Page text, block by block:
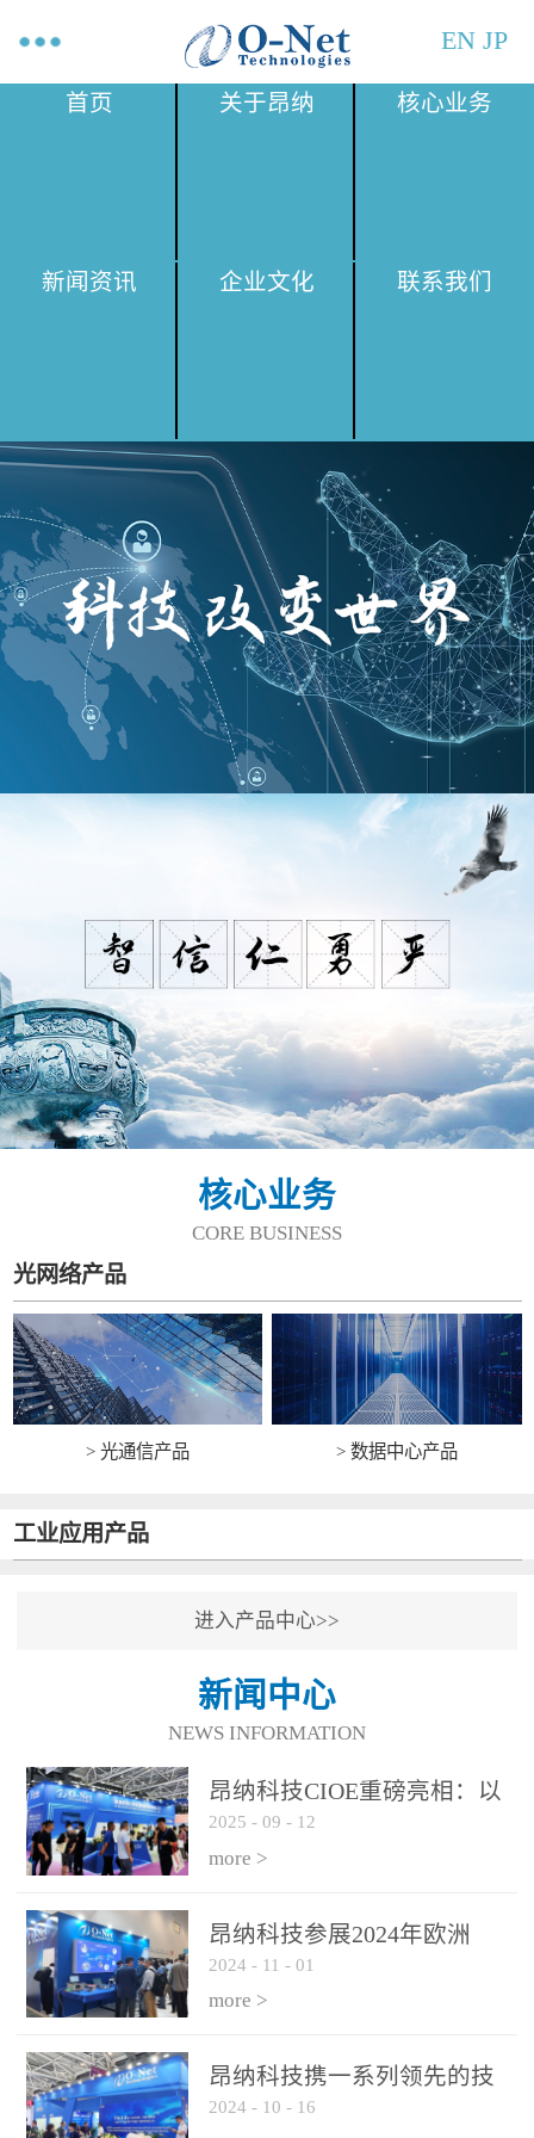
EN JP
首页 关于昂纳 核心业务
新闻资讯 企业文化 联系我们
核心业务
CORE BUSINESS
光网络产品
> 光通信产品 > 数据中心产品
工业应用产品
进入产品中心>>
新闻中心
NEWS INFORMATION
昂纳科技CIOE重磅亮相：以
光通信创新引擎，驱动AI与
算力互联新时代
2025 - 09 - 12
more >
昂纳科技参展2024年欧洲
ECOC展会
2024 - 11 - 01
more >
昂纳科技携一系列领先的技
术平台和优秀产品参展2024
2024 - 10 - 16